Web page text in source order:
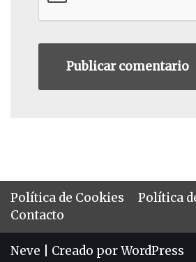
Política de Cookies
Política
Contacto
Neve | Creado porWordPress